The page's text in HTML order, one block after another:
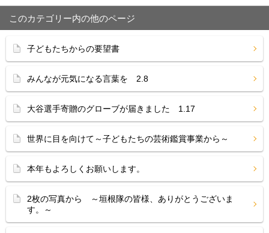
このカテゴリー内の他のページ
子どもたちからの要望書
みんなが元気になる言葉を 2.8
大谷選手寄贈のグローブが届きました 1.17
世界に目を向けて～子どもたちの芸術鑑賞事業から～
本年もよろしくお願いします。
2枚の写真から ～垣根隊の皆様、ありがとうございま
す。～